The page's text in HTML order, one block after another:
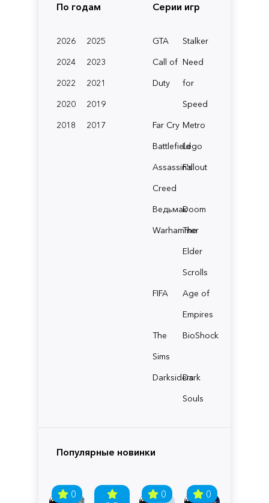
По годам
2026
2025
2024
2023
2022
2021
2020
2019
2018
2017
Серии игр
GTA
Stalker
Call of
Duty
Need
for
Speed
Far Cry Metro
BattlefieldLego
Assassin's
Creed
Fallout
ВедьмакDoom
Warhammer
The
Elder
Scrolls
FIFA
Age of
Empires
The
Sims
BioShock
Darksiders
Dark
Souls
Популярные новинки
0 0 0